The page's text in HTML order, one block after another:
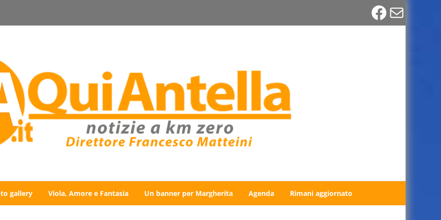
Email
gallery Viola, Amore e Fantasia Un banner per Margherita Agenda Rimani aggiornato